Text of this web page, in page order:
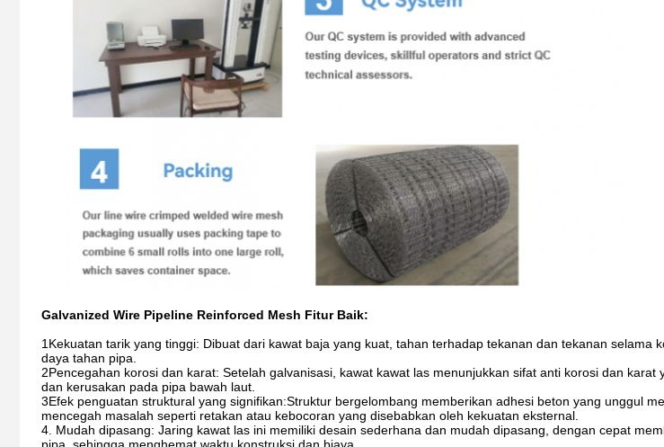
Galvanized Wire Pipeline Reinforced Mesh Fitur Baik:
1Kekuatan tarik yang tinggi: Dibuat dari kawat baja yang kuat, tahan terhadap tekanan dan tekanan selama
daya tahan pipa.
2Pencegahan korosi dan karat: Setelah galvanisasi, kawat kawat las menunjukkan sifat anti korosi dan
dan kerusakan pada pipa bawah laut.
3Efek penguatan struktural yang signifikan:Struktur bergelombang memberikan adhesi beton yang unggul
mencegah masalah seperti retakan atau kebocoran yang disebabkan oleh kekuatan eksternal.
4. Mudah dipasang: Jaring kawat las ini memiliki desain sederhana dan mudah dipasang, dengan cepat